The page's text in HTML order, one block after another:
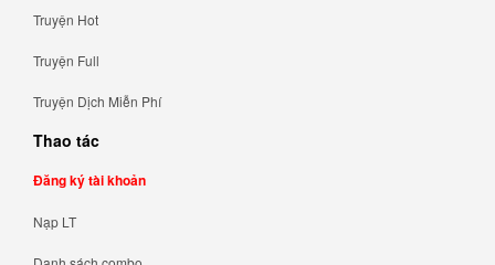
Truyện Hot
Truyện Full
Truyện Dịch Miễn Phí
Thao tác
Đăng ký tài khoản
Nạp LT